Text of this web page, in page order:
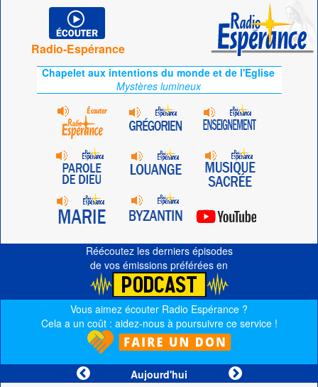
Radio-Espérance
Chapelet aux intentions du monde et de l'Eglise
Mystères lumineux
Réécoutez les derniers épisodes
de vos émissions préférées en
Vous aimez écouter Radio Espérance ?
Cela a un coût : aidez-nous à poursuivre ce service !
Aujourd'hui